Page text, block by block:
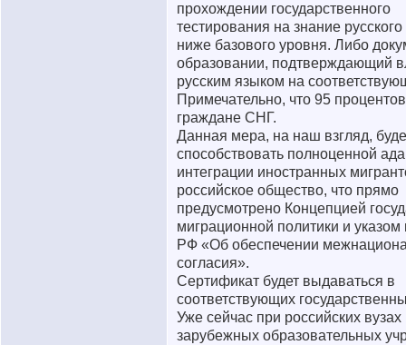
прохождении государственного
тестирования на знание
ниже базового уровня. Либо
образовании, подтверждающий
русским языком на
Примечательно, что 95
граждане СНГ.
Данная мера, на наш взгляд,
способствовать полноценной
интеграции иностранных
российское общество, что прямо
предусмотрено Концепцией
миграционной политики и указом
РФ «Об обеспечении
согласия».
Сертификат будет выдаваться в
соответствующих
Уже сейчас при российских вузах
зарубежных образовательных